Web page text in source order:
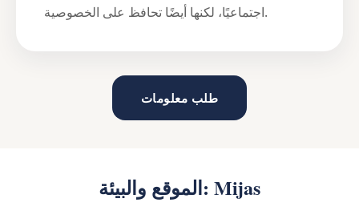
اجتماعيًا، لكنها أيضًا تحافظ على الخصوصية.
طلب معلومات
الموقع والبيئة: Mijas